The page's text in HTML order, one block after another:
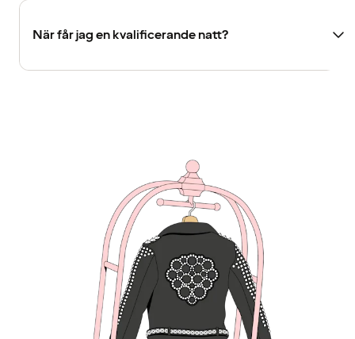
När får jag en kvalificerande natt?